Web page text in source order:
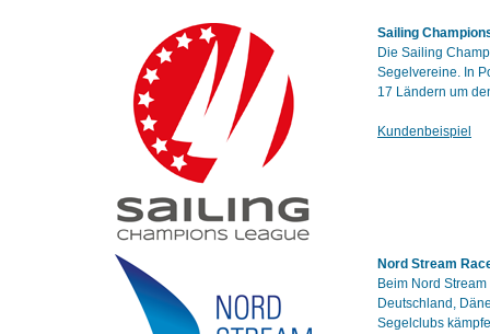
Sailing
Die Sailing
Segelvereine. In
17 Ländern um
Kundenbeispiel
Nord Stream
Beim Nord
Deutschland,
Segelclubs